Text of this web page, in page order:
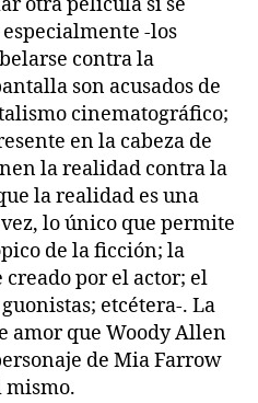
otra película si se
-los
contra la
son acusados de
cinematográfico;
en la cabeza de
la realidad contra la
la realidad es una
lo único que permite
de la ficción; la
por el actor; el
etcétera-. La
amor que Woody Allen
de Mia Farrow
mismo.